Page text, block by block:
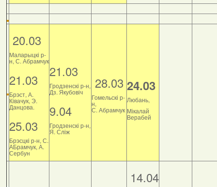
20.03
Маларыцкі р-
н, С. Абрамчук
21.03
Брэст, А.
Ківачук, Э.
Данцова.
25.03
Брэсцкі р-н, С.
АБрамчук, А.
Сербун
21.03
Гродзенскі р-н,
Дз. Якубовіч
9.04
Гродзенскі р-н,
Я. Сліж
28.03
Гомельскі р-
н,
С. Абрамчук
24.03
Любань,
Мікалай
Верабей
14.04